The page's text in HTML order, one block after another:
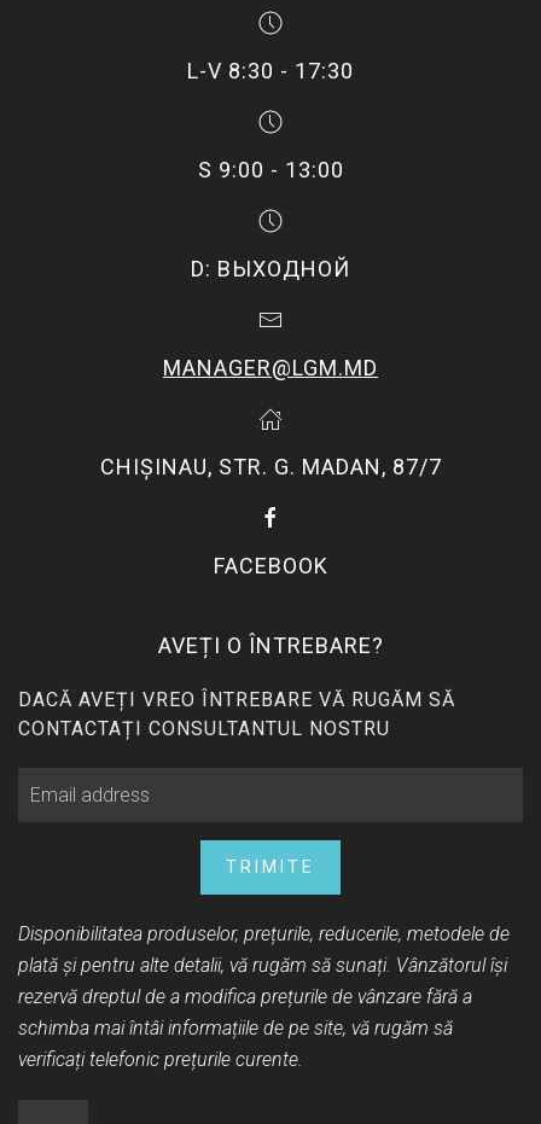
L-V 8:30 - 17:30
S 9:00 - 13:00
D: ВЫХОДНОЙ
MANAGER@LGM.MD
CHIŞINAU, STR. G. MADAN, 87/7
FACEBOOK
AVEȚI O ÎNTREBARE?
DACĂ AVEȚI VREO ÎNTREBARE VĂ RUGĂM SĂ
CONTACTAȚI CONSULTANTUL NOSTRU
TRIMITE
Disponibilitatea produselor, prețurile, reducerile, metodele de
plată și pentru alte detalii, vă rugăm să sunați. Vânzătorul își
rezervă dreptul de a modifica prețurile de vânzare fără a
schimba mai întâi informațiile de pe site, vă rugăm să
verificați telefonic prețurile curente.